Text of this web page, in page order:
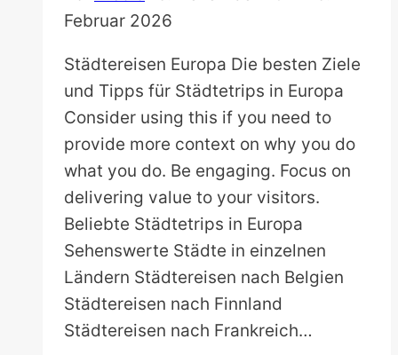
Guide
für
den
erfrischenden
Sommerurlaub!
Februar 2026
Städtereisen Europa Die besten Ziele
und Tipps für Städtetrips in Europa
Consider using this if you need to
provide more context on why you do
what you do. Be engaging. Focus on
delivering value to your visitors.
Beliebte Städtetrips in Europa
Sehenswerte Städte in einzelnen
Ländern Städtereisen nach Belgien
Städtereisen nach Finnland
Städtereisen nach Frankreich…